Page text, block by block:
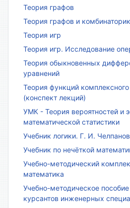
Теория графов
Теория графов и
Теория игр
Теория игр. Исследование
Теория обыкновенных
уравнений
Теория функций
(конспект лекций)
УМК - Теория вероятностей и
математической статистики
Учебник логики. Г. И. Челпанов
Учебник по нечёткой
Учебно-методический
математика
Учебно-методическое
курсантов инженерных